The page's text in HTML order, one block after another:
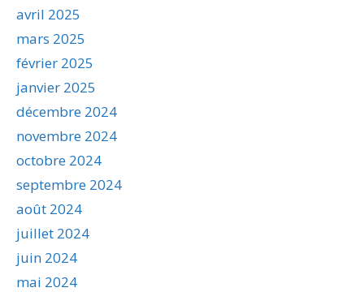
avril 2025
mars 2025
février 2025
janvier 2025
décembre 2024
novembre 2024
octobre 2024
septembre 2024
août 2024
juillet 2024
juin 2024
mai 2024